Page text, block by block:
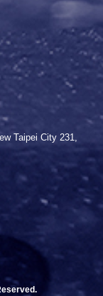
Taipei City 231,